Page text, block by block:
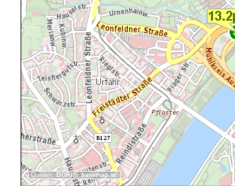
Quellen: DORIS,basemap.at